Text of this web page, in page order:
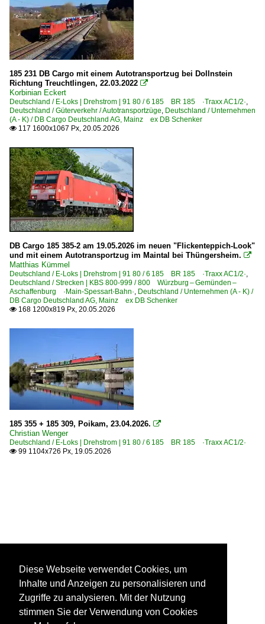
185 231 DB Cargo mit einem Autotransportzug bei Dollnstein
Richtung Treuchtlingen, 22.03.2022 
Korbinian Eckert
Deutschland / E-Loks | Drehstrom | 91 80 / 6 185 BR 185 ·Traxx AC1/2·,
Deutschland / Güterverkehr / Autotransportzüge, Deutschland / Unternehmen
(A - K) / DB Cargo Deutschland AG, Mainz ex DB Schenker
 117 1600x1067 Px, 20.05.2026
DB Cargo 185 385-2 am 19.05.2026 im neuen "Flickenteppich-Look"
und mit einem Autotransportzug im Maintal bei Thüngersheim. 
Matthias Kümmel
Deutschland / E-Loks | Drehstrom | 91 80 / 6 185 BR 185 ·Traxx AC1/2·,
Deutschland / Strecken | KBS 800-999 / 800 Würzburg – Gemünden –
Aschaffenburg ·Main-Spessart-Bahn·, Deutschland / Unternehmen (A - K) /
DB Cargo Deutschland AG, Mainz ex DB Schenker
 168 1200x819 Px, 20.05.2026
185 355 + 185 309, Poikam, 23.04.2026. 
Christian Wenger
Deutschland / E-Loks | Drehstrom | 91 80 / 6 185 BR 185 ·Traxx AC1/2·
 99 1104x726 Px, 19.05.2026
Diese Webseite verwendet Cookies, um
Inhalte und Anzeigen zu personalisieren und
Zugriffe zu analysieren. Mit der Nutzung
stimmen Sie der Verwendung von Cookies